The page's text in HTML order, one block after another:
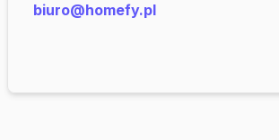
biuro@homefy.pl